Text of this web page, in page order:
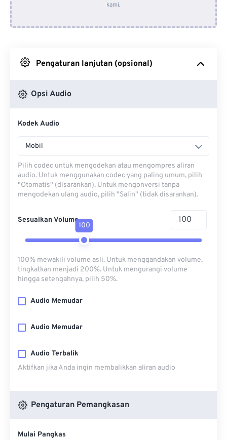
Dari Dropbox
kami.
Pengaturan lanjutan (opsional)
Opsi Audio
Kodek Audio
Mobil
Pilih codec untuk mengodekan atau mengompres aliran
audio. Untuk menggunakan codec yang paling umum, pilih
"Otomatis" (disarankan). Untuk mengonversi tanpa
mengodekan ulang audio, pilih "Salin" (tidak disarankan).
Sesuaikan Volume
100
100% mewakili volume asli. Untuk menggandakan volume,
tingkatkan menjadi 200%. Untuk mengurangi volume
hingga setengahnya, pilih 50%.
Audio Memudar
Audio Memudar
Audio Terbalik
Aktifkan jika Anda ingin membalikkan aliran audio
Pengaturan Pemangkasan
Mulai Pangkas